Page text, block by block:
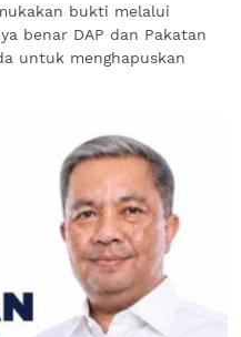
bukti melalui
benar DAP dan Pakatan
untuk menghapuskan